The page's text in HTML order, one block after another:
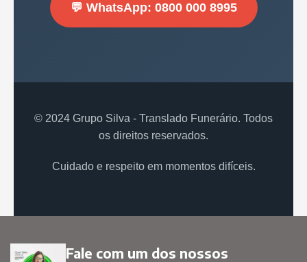
💬 WhatsApp: 0800 000 8995
© 2024 Grupo Silva - Translado Funerário. Todos
os direitos reservados.
Cuidado e respeito em momentos difíceis.
Fale com um dos nossos